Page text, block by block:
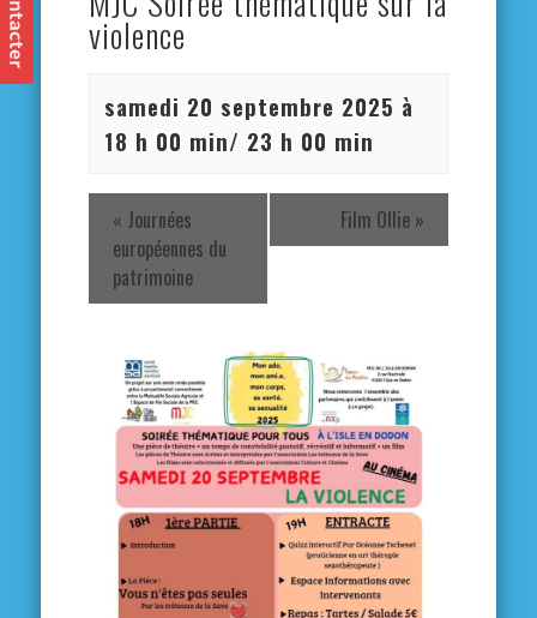
violence
samedi 20 septembre 2025 à
18 h 00 min/ 23 h 00 min
« Journées
européennes du
patrimoine
Film Ollie »